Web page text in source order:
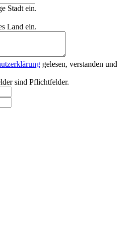
Stadt ein.
Land ein.
gelesen, verstanden und
sind Pflichtfelder.